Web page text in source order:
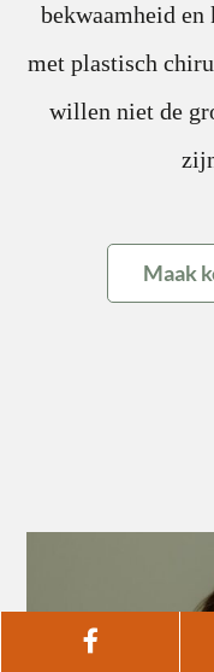
bekwaamheid
met plastisch
willen niet de
Maak